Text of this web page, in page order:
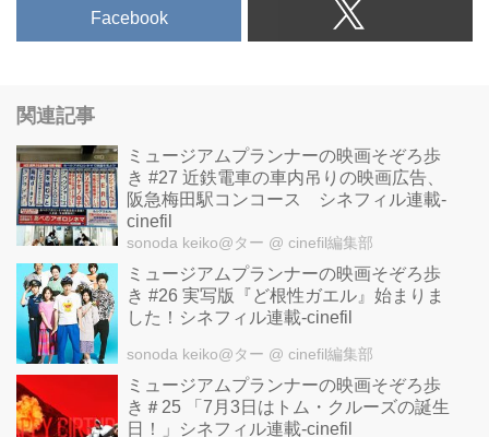
Facebook
関連記事
ミュージアムプランナーの映画そぞろ歩
き #27 近鉄電車の車内吊りの映画広告、
阪急梅田駅コンコース シネフィル連載-
cinefil
sonoda keiko@ター @ cinefil編集部
ミュージアムプランナーの映画そぞろ歩
き #26 実写版『ど根性ガエル』始まりま
した！シネフィル連載-cinefil
sonoda keiko@ター @ cinefil編集部
ミュージアムプランナーの映画そぞろ歩
き＃25 「7月3日はトム・クルーズの誕生
日！」シネフィル連載-cinefil